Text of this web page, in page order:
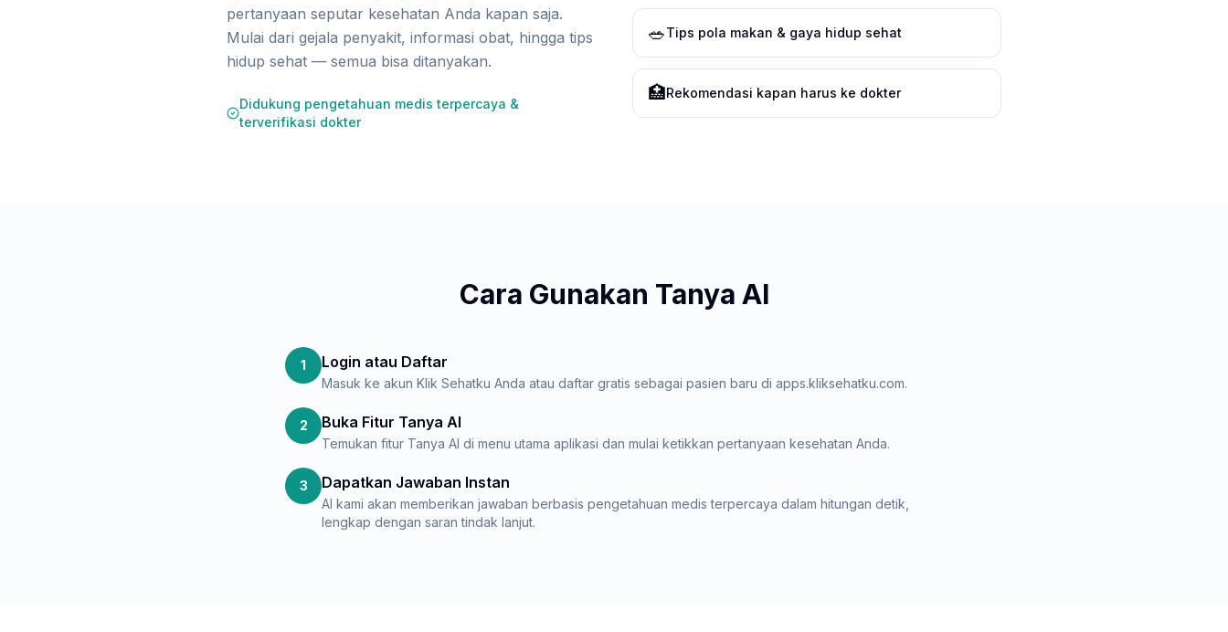
pertanyaan seputar kesehatan Anda kapan saja.
Mulai dari gejala penyakit, informasi obat, hingga tips
hidup sehat — semua bisa ditanyakan.
Didukung pengetahuan medis terpercaya &
terverifikasi dokter
🥗Tips pola makan & gaya hidup sehat
🏥Rekomendasi kapan harus ke dokter
Cara Gunakan Tanya AI
1 Login atau Daftar
Masuk ke akun Klik Sehatku Anda atau daftar gratis sebagai pasien baru di apps.kliksehatku.com.
2 Buka Fitur Tanya AI
Temukan fitur Tanya AI di menu utama aplikasi dan mulai ketikkan pertanyaan kesehatan Anda.
3 Dapatkan Jawaban Instan
AI kami akan memberikan jawaban berbasis pengetahuan medis terpercaya dalam hitungan detik,
lengkap dengan saran tindak lanjut.